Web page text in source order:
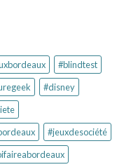
#blindtest
#disney
#jeuxdesociété